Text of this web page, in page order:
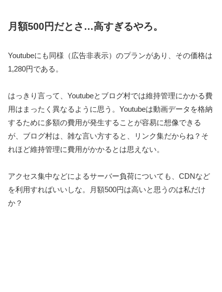
月額500円だとさ…高すぎるやろ。
Youtubeにも同様（広告非表示）のプランがあり、その価格は
1,280円である。
はっきり言って、Youtubeとブログ村では維持管理にかかる費
用はまったく異なるように思う。Youtubeは動画データを格納
するために多額の費用が発生することが容易に想像できる
が、ブログ村は、雑な言い方すると、リンク集だからね？そ
れほど維持管理に費用がかかるとは思えない。
アクセス集中などによるサーバー負荷についても、CDNなど
を利用すればいいしな。月額500円は高いと思うのは私だけ
か？